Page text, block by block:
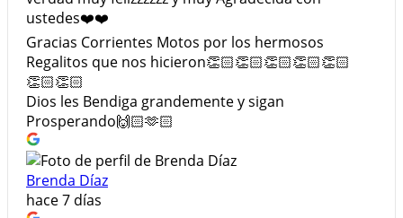
ustedes❤️❤️
Gracias Corrientes Motos por los hermosos
Regalitos que nos hicieron👏🏻👏🏻👏🏻👏🏻👏🏻
👏🏻👏🏻
Dios les Bendiga grandemente y sigan
Prosperando🙌🏻🫶🏻
Brenda Díaz
hace 7 días